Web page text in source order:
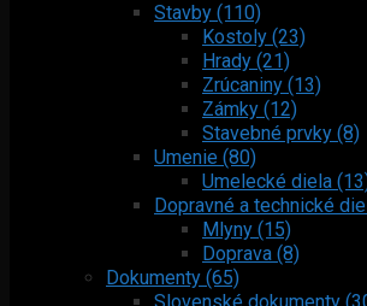
Stavby (110)
Kostoly (23)
Hrady (21)
Zrúcaniny (13)
Zámky (12)
Stavebné prvky (8)
Umenie (80)
Umelecké diela
Dopravné a technické
Mlyny (15)
Doprava (8)
Dokumenty (65)